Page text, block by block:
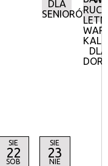
DLA
SENIORÓW
DLA
SIE
22
SOB
SIE
23
NIE